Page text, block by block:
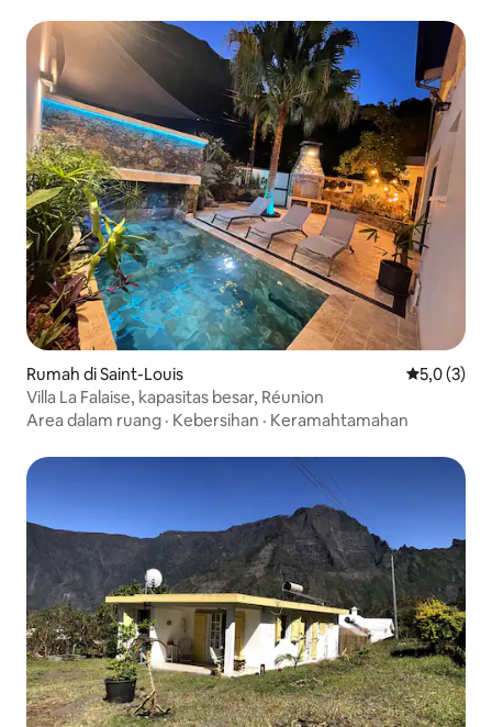
Rumah di Saint-Louis Nilai rata-
5,0 (3)
Villa La Falaise, kapasitas besar, Réunion
Area dalam ruang · Kebersihan · Keramahtamahan